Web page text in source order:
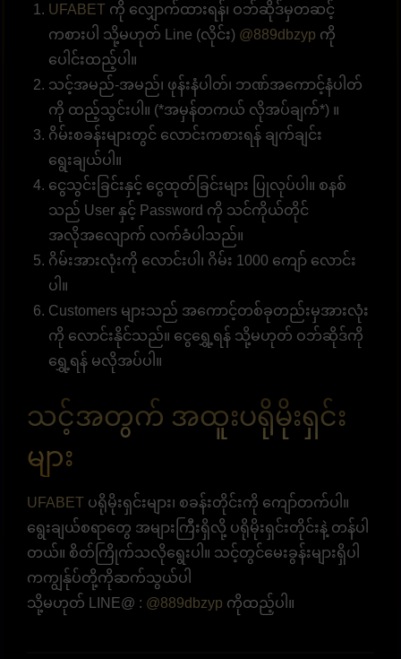
UFABET ကို လျှောက်ထားရန်၊ ဝဘ်ဆိုဒ်မှတဆင့်
ကစားပါ သို့မဟုတ် Line (လိုင်း) @889dbzyp ကို
ပေါင်းထည့်ပါ။
သင့်အမည်-အမည်၊ ဖုန်းနံပါတ်၊ ဘဏ်အကောင့်နံပါတ်
ကို ထည့်သွင်းပါ။ (*အမှန်တကယ် လိုအပ်ချက်*) ။
ဂိမ်းစခန်းများတွင် လောင်းကစားရန် ချက်ချင်း
ရွေးချယ်ပါ။
ငွေသွင်းခြင်းနှင့် ငွေထုတ်ခြင်းများ ပြုလုပ်ပါ။ စနစ်
သည် User နှင့် Password ကို သင်ကိုယ်တိုင်
အလိုအလျောက် လက်ခံပါသည်။
ဂိမ်းအားလုံးကို လောင်းပါ၊ ဂိမ်း 1000 ကျော် လောင်း
ပါ။
Customers များသည် အကောင့်တစ်ခုတည်းမှအားလုံး
ကို လောင်းနိုင်သည်။ ငွေရွှေ့ရန် သို့မဟုတ် ဝဘ်ဆိုဒ်ကို
ရွှေ့ရန် မလိုအပ်ပါ။
သင့်အတွက် အထူးပရိုမိုးရှင်း
များ
UFABET ပရိုမိုးရှင်းများ၊ စခန်းတိုင်းကို ကျော်တက်ပါ။
ရွေးချယ်စရာတွေ အများကြီးရှိလို့ ပရိုမိုးရှင်းတိုင်းနဲ့ တန်ပါ
တယ်။ စိတ်ကြိုက်သလိုရွေးပါ။ သင့်တွင်မေးခွန်းများရှိပါ
ကကျွန်ုပ်တို့ကိုဆက်သွယ်ပါ
သို့မဟုတ် LINE@ : @889dbzyp ကိုထည့်ပါ။